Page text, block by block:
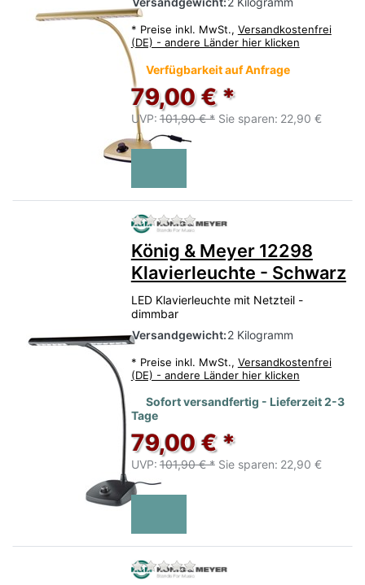
* Preise inkl. MwSt., Versandkostenfrei
(DE) - andere Länder hier klicken
Verfügbarkeit auf Anfrage
79,00 € *
UVP: 101,90 € * Sie sparen: 22,90 €
Zu diesem Produkt liegen
König & Meyer 12298
Klavierleuchte - Schwarz
LED Klavierleuchte mit Netzteil -
dimmbar
Versandgewicht:2 Kilogramm
* Preise inkl. MwSt., Versandkostenfrei
(DE) - andere Länder hier klicken
Sofort versandfertig - Lieferzeit 2-3
Tage
79,00 € *
UVP: 101,90 € * Sie sparen: 22,90 €
Zu diesem Produkt liegen